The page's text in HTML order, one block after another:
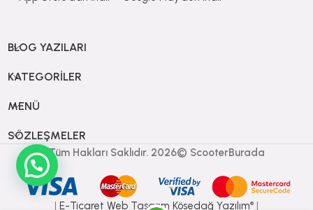
BLOG YAZILARI
KATEGORILER
MENÜ
SÖZLEŞMELER
Tüm Hakları Saklıdır. 2026© ScooterBurada
| E-Ticaret Web Tasarım Kösedağ Yazılım® |